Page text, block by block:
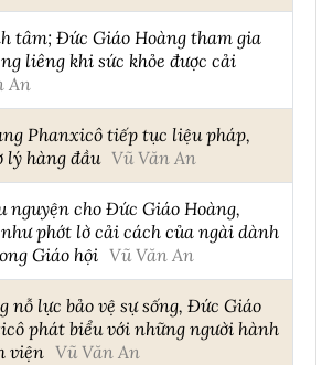
tâm; Đức Giáo Hoàng tham gia
liêng khi sức khỏe được cải
An
Phanxicô tiếp tục liệu pháp,
lý hàng đầu Vũ Văn An
nguyện cho Đức Giáo Hoàng,
phớt lờ cải cách của ngài dành
Giáo hội Vũ Văn An
nỗ lực bảo vệ sự sống, Đức Giáo
phát biểu với những người hành
viện Vũ Văn An